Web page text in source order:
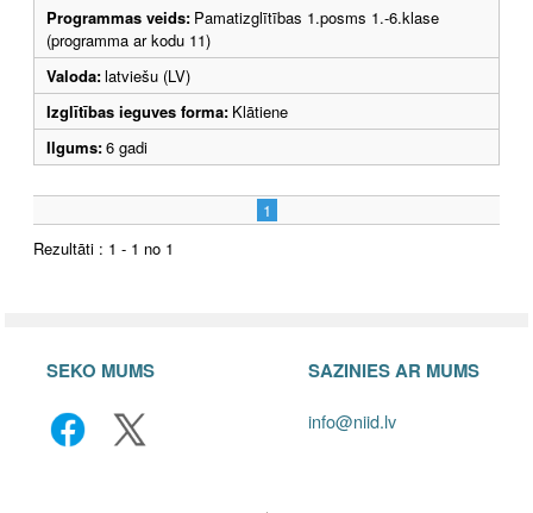
Programmas veids: Pamatizglītības 1.posms 1.-6.klase
(programma ar kodu 11)
Valoda:latviešu (LV)
Izglītības ieguves forma: Klātiene
Ilgums:6 gadi
1
Rezultāti : 1 - 1 no 1
SEKO MUMS SAZINIES AR MUMS
info@niid.lv